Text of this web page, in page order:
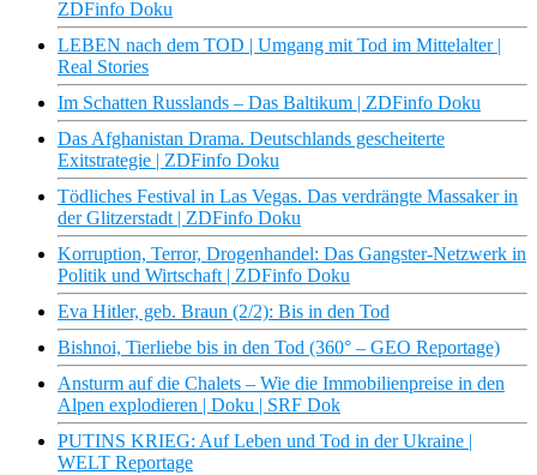
ZDFinfo Doku
LEBEN nach dem TOD | Umgang mit Tod im Mittelalter |
Real Stories
Im Schatten Russlands – Das Baltikum | ZDFinfo Doku
Das Afghanistan Drama. Deutschlands gescheiterte
Exitstrategie | ZDFinfo Doku
Tödliches Festival in Las Vegas. Das verdrängte Massaker in
der Glitzerstadt | ZDFinfo Doku
Korruption, Terror, Drogenhandel: Das Gangster-Netzwerk in
Politik und Wirtschaft | ZDFinfo Doku
Eva Hitler, geb. Braun (2/2): Bis in den Tod
Bishnoi, Tierliebe bis in den Tod (360° – GEO Reportage)
Ansturm auf die Chalets – Wie die Immobilienpreise in den
Alpen explodieren | Doku | SRF Dok
PUTINS KRIEG: Auf Leben und Tod in der Ukraine |
WELT Reportage